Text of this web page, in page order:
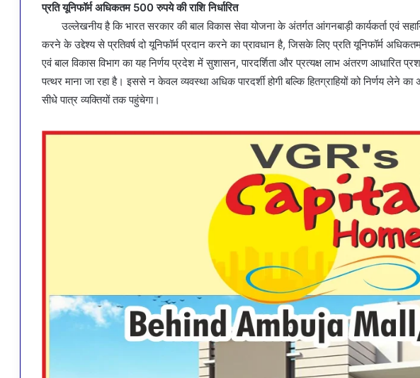
प्रति यूनिफॉर्म अधिकतम 500 रुपये की राशि निर्धारित
उल्लेखनीय है कि भारत सरकार की बाल विकास सेवा योजना के अंतर्गत आंगनबाड़ी कार्यकर्ता एवं
करने के उद्देश्य से प्रतिवर्ष दो यूनिफॉर्म प्रदान करने का प्रावधान है, जिसके लिए प्रति यूनिफॉर्म
एवं बाल विकास विभाग का यह निर्णय प्रदेश में सुशासन, पारदर्शिता और प्रत्यक्ष लाभ अंतरण आधारित
पत्थर माना जा रहा है। इससे न केवल व्यवस्था अधिक पारदर्शी होगी बल्कि हितग्राहियों को निर्णय लेने
सीधे पात्र व्यक्तियों तक पहुंचेगा।